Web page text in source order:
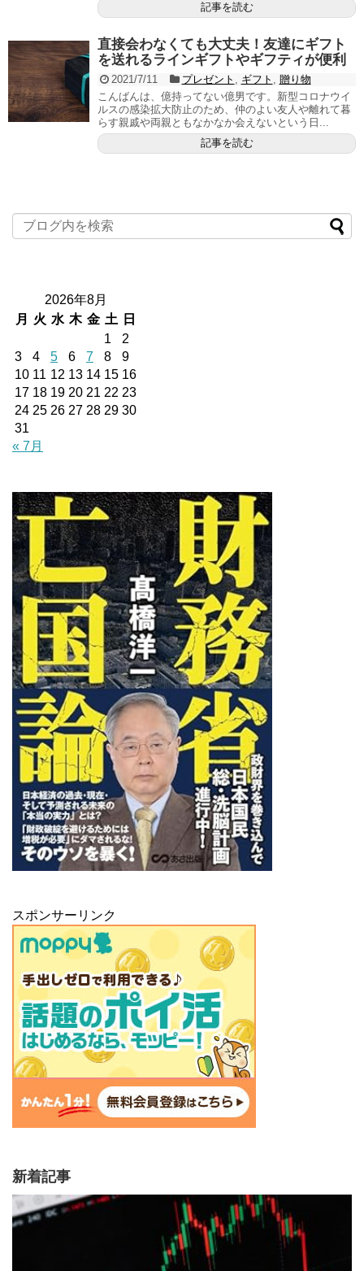
記事を読む
直接会わなくても大丈夫！友達にギフト
を送れるラインギフトやギフティが便利
2021/7/11 プレゼント , ギフト , 贈り物
こんばんは、億持ってない億男です。新型コロナウイ
ルスの感染拡大防止のため、仲のよい友人や離れて暮
らす親戚や両親ともなかなか会えないという日...
記事を読む
2026年8月
月
火 水 木 金 土
日
1
2
3
4 5 6 7 8
9
10 11 12 13 14 15 16
17 18 19 20 21 22 23
24 25 26 27 28 29 30
31
« 7月
スポンサーリンク
新着記事